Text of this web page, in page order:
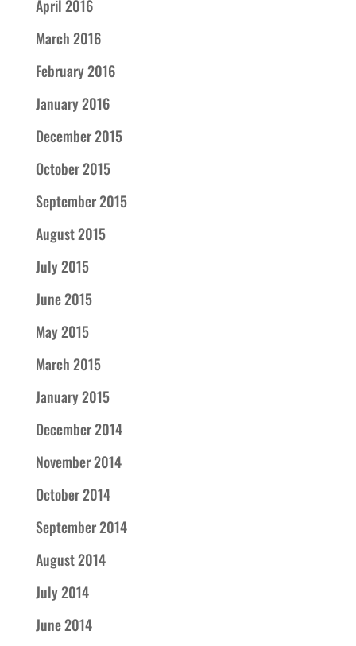
April 2016
March 2016
February 2016
January 2016
December 2015
October 2015
September 2015
August 2015
July 2015
June 2015
May 2015
March 2015
January 2015
December 2014
November 2014
October 2014
September 2014
August 2014
July 2014
June 2014